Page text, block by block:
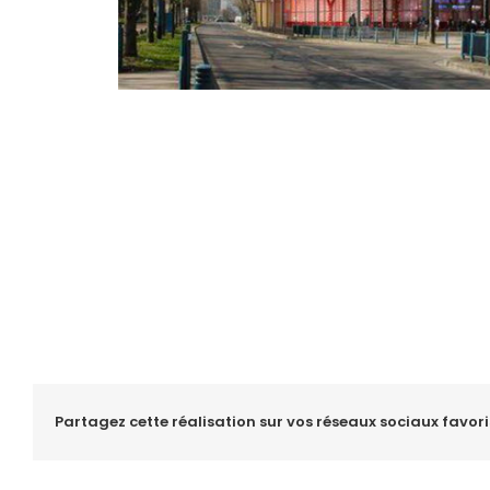
Partagez cette réalisation sur vos réseaux sociaux